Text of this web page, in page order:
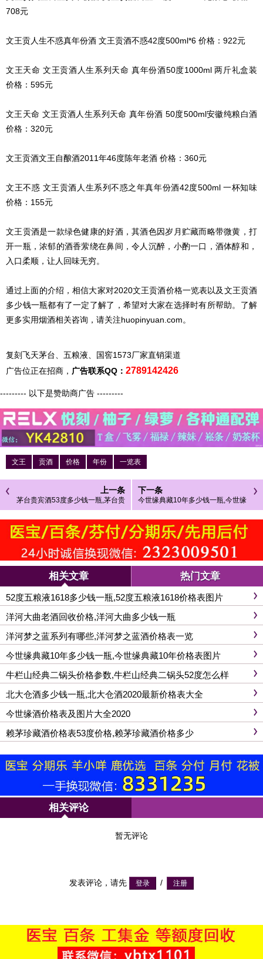
708元
文王贡人生不惑真年份酒 文王贡酒不惑42度500ml*6 价格：922元
文王天命 文王贡酒人生系列天命 真年份酒50度1000ml 两斤礼盒装
价格：595元
文王天命 文王贡酒人生系列天命 真年份酒 50度500ml安徽纯粮白酒
价格：320元
文王贡酒文王自酿酒2011年46度陈年老酒 价格：360元
文王不惑 文王贡酒人生系列不惑之年真年份酒42度500ml 一杯知味
价格：155元
文王贡酒是一款绿色健康的好酒，其酒色因岁月贮藏而略带微黄，打
开一瓶，浓郁的酒香萦绕在鼻间，令人沉醉，小酌一口，酒体醇和，
入口柔顺，让人回味无穷。
通过上面的介绍，相信大家对2020文王贡酒价格一览表以及文王贡酒
多少钱一瓶都有了一定了解了，希望对大家在选择时有所帮助。了解
更多实用烟酒相关咨询，请关注huopinyuan.com。
复刻飞天茅台、五粮液、国窖1573厂家直销渠道
广告位正在招商， 广告联系QQ： 2789142426
--------- 以下是赞助商广告 ---------
文王 贡酒 价格 年份 一览表
上一条
茅台贵宾酒53度多少钱一瓶,茅台贵
宾酒怎么样
下一条
今世缘典藏10年多少钱一瓶,今世缘
典藏10年价格表图片
相关文章 热门文章
52度五粮液1618多少钱一瓶,52度五粮液1618价格表图片
洋河大曲老酒回收价格,洋河大曲多少钱一瓶
洋河梦之蓝系列有哪些,洋河梦之蓝酒价格表一览
今世缘典藏10年多少钱一瓶,今世缘典藏10年价格表图片
牛栏山经典二锅头价格参数,牛栏山经典二锅头52度怎么样
北大仓酒多少钱一瓶,北大仓酒2020最新价格表大全
今世缘酒价格表及图片大全2020
赖茅珍藏酒价格表53度价格,赖茅珍藏酒价格多少
相关评论
暂无评论
发表评论，请先 /